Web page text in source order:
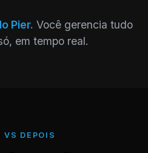
Pier. Você gerencia tudo
em tempo real.
VS DEPOIS